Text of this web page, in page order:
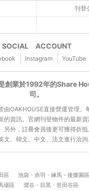
刊登
SOCIAL ACCOUNT
Instagram YouTube
創業於1992年的Share
司。
由OAKHOUSE直接營運管理。
的資訊。官網刊登物件的最新
另外，註冊會員後更可獲得折
文、韓文、中文、法文進行洽詢
區
池袋・赤羽・練馬・後樂園區
場區
澀谷・目黒・世田谷區